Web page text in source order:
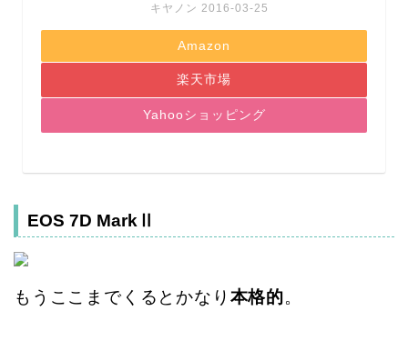
キヤノン 2016-03-25
Amazon
楽天市場
Yahooショッピング
EOS 7D MarkⅡ
もうここまでくるとかなり 本格的。